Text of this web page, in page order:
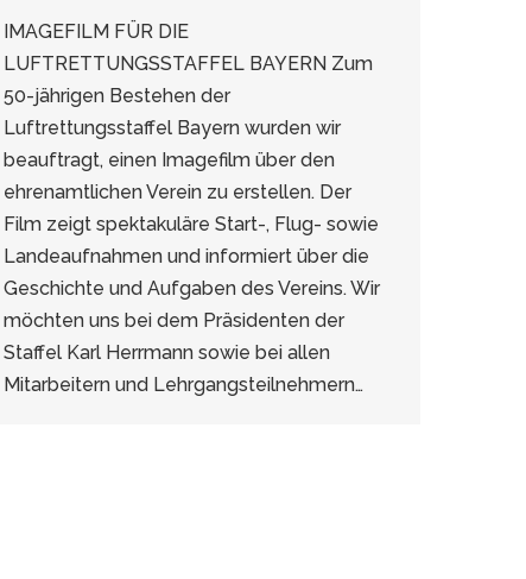
IMAGEFILM FÜR DIE
LUFTRETTUNGSSTAFFEL BAYERN Zum
50-jährigen Bestehen der
Luftrettungsstaffel Bayern wurden wir
beauftragt, einen Imagefilm über den
ehrenamtlichen Verein zu erstellen. Der
Film zeigt spektakuläre Start-, Flug- sowie
Landeaufnahmen und informiert über die
Geschichte und Aufgaben des Vereins. Wir
möchten uns bei dem Präsidenten der
Staffel Karl Herrmann sowie bei allen
Mitarbeitern und Lehrgangsteilnehmern…